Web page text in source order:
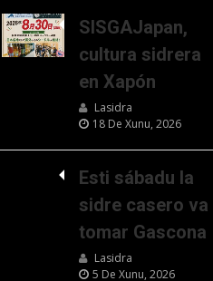
SISGAJapan,
cultura sidrera
en Xapón
Lasidra
18 De Xunu, 2026
Esti sábadu la
sidre casero va
tomar Gascona
Lasidra
5 De Xunu, 2026